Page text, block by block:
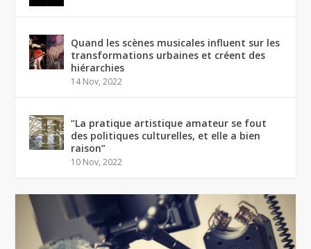
Quand les scènes musicales influent sur les
transformations urbaines et créent des
hiérarchies
14 Nov, 2022
“La pratique artistique amateur se fout
des politiques culturelles, et elle a bien
raison”
10 Nov, 2022